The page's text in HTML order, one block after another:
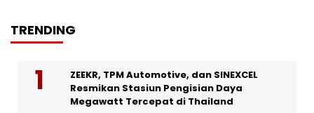
TRENDING
ZEEKR, TPM Automotive, dan SINEXCEL
Resmikan Stasiun Pengisian Daya
Megawatt Tercepat di Thailand